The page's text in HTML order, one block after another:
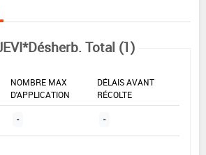
Total (1)
NOMBRE MAX
D'APPLICATION
DÉLAIS AVANT
RÉCOLTE
- -